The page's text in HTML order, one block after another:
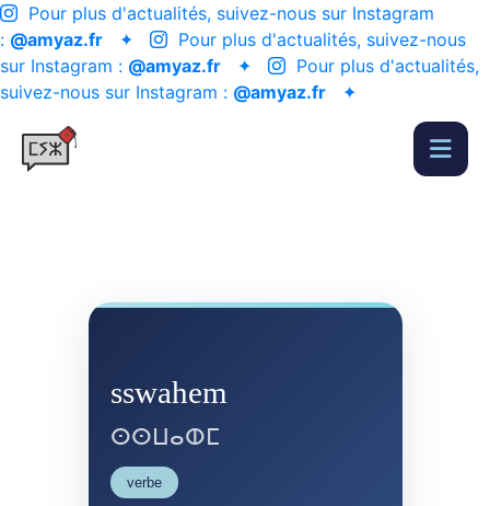
Pour plus d'actualités, suivez-nous sur Instagram
: @amyaz.fr ✦
Pour plus d'actualités, suivez-nous
sur Instagram : @amyaz.fr ✦
Pour plus d'actualités,
suivez-nous sur Instagram : @amyaz.fr ✦
sswahem
ⵙⵙⵡⴰⵀⵎ
verbe